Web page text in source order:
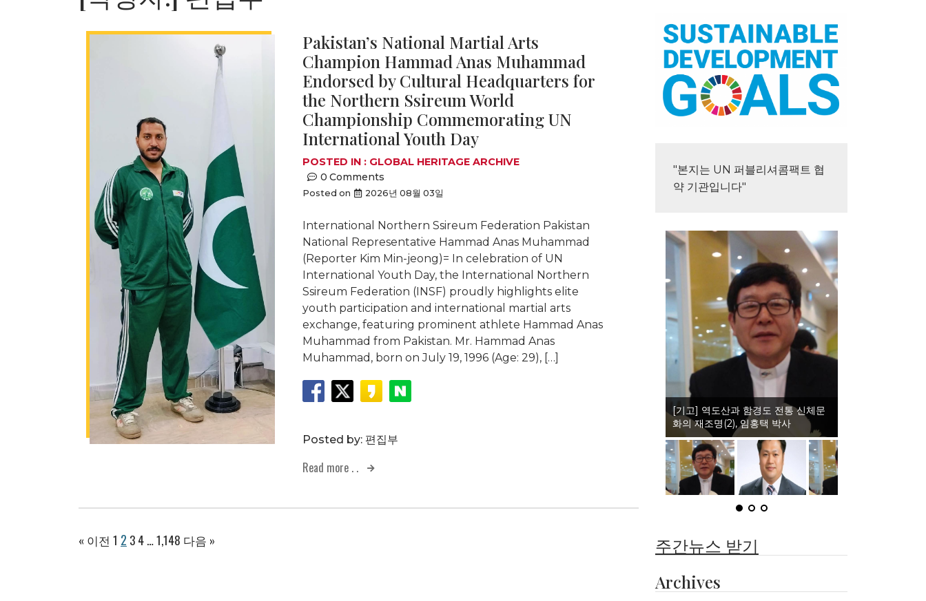
Pakistan’s National Martial Arts
Champion Hammad Anas Muhammad
Endorsed by Cultural Headquarters for
the Northern Ssireum World
Championship Commemorating UN
International Youth Day
POSTED IN : GLOBAL HERITAGE ARCHIVE
0 Comments
Posted on 2026년 08월 03일
International Northern Ssireum Federation Pakistan
National Representative Hammad Anas Muhammad
(Reporter Kim Min-jeong)= In celebration of UN
International Youth Day, the International Northern
Ssireum Federation (INSF) proudly highlights elite
youth participation and international martial arts
exchange, featuring prominent athlete Hammad Anas
Muhammad from Pakistan. Mr. Hammad Anas
Muhammad, born on July 19, 1996 (Age: 29), […]
Posted by: 편집부
Read more . .
« 이전 1 2 3 4 …1,148 다음 »
"본지는 UN 퍼블리셔콤팩트 협
약 기관입니다"
(인터뷰)이북도민체육회와 권격도 발
전, 정일홍 회장
주간뉴스 받기
Archives